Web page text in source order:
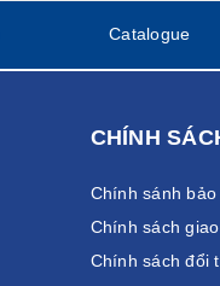
Catalogue
CHÍNH
Chính sánh bảo
Chính sách
Chính sách đổi